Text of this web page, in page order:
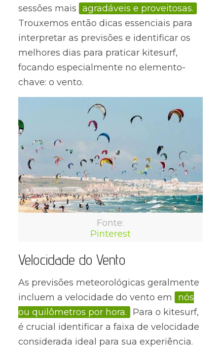
sessões mais agradáveis e proveitosas.
Trouxemos então dicas essenciais para
interpretar as previsões e identificar os
melhores dias para praticar kitesurf,
focando especialmente no elemento-
chave: o vento.
Fonte:
Pinterest
Velocidade do Vento
As previsões meteorológicas geralmente
incluem a velocidade do vento em
nós
ou quilômetros por hora.
Para o kitesurf,
é crucial identificar a faixa de velocidade
considerada ideal para sua experiência.